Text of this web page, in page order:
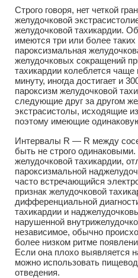
Строго говоря, нет четкой
желудочковой
желудочковой тахикардии.
имеются три или более
пароксизмальная
желудочковых сокращений
тахикардии колеблется чаще
минуту, иногда достигает и
пароксизм желудочковой
следующие друг за другом
экстрасистолы, исходящие
поэтому имеющие
Интервалы R — R между
быть не строго
желудочковой тахикардии,
пароксизмальной
часто встречающийся
признак желудочковой
дифференциальной
тахикардии и
нарушенной
независимое, обычно
более низком ритме
Если она плохо выявляется
можно использовать
отведения.